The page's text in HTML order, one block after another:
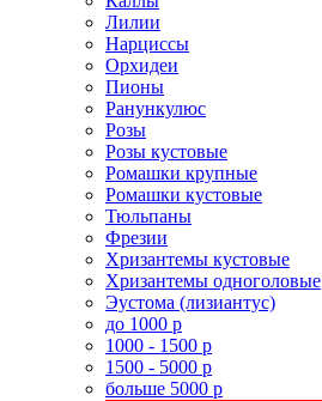
Лилии
Нарциссы
Орхидеи
Пионы
Ранункулюс
Розы
Розы кустовые
Ромашки крупные
Ромашки кустовые
Тюльпаны
Фрезии
Хризантемы кустовые
Хризантемы одноголовые
Эустома (лизиантус)
до 1000 р
1000 - 1500 р
1500 - 5000 р
больше 5000 р